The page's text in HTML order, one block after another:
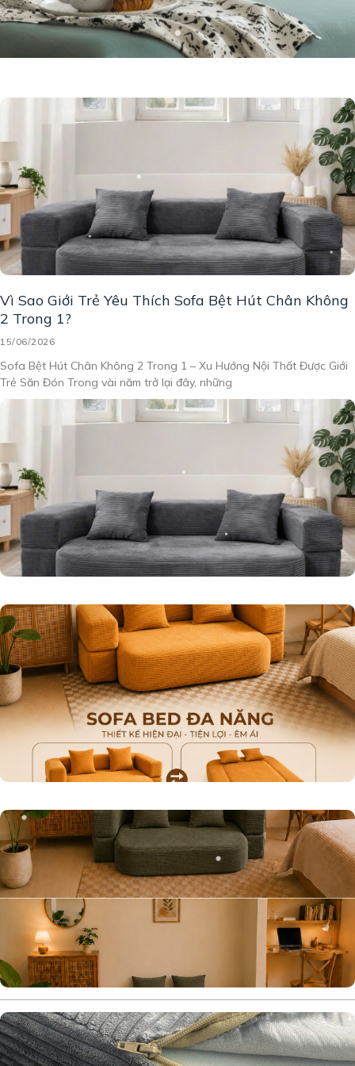
Vì Sao Giới Trẻ Yêu Thích Sofa Bệt Hút Chân Không
2 Trong 1?
15/06/2026
Sofa Bệt Hút Chân Không 2 Trong 1 – Xu Hướng Nội Thất Được Giới
Trẻ Săn Đón Trong vài năm trở lại đây, những